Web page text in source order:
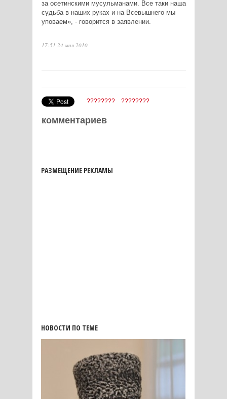
за осетинскими мусульманами. Все таки наша
судьба в наших руках и на Всевышнего мы
уповаем», - говорится в заявлении.
17:51 24 мая 2010
???????? ????????
комментариев
РАЗМЕЩЕНИЕ РЕКЛАМЫ
НОВОСТИ ПО ТЕМЕ